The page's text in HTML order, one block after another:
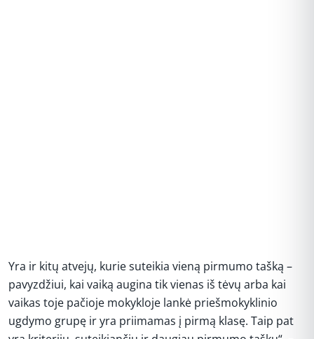
Yra ir kitų atvejų, kurie suteikia vieną pirmumo tašką –
pavyzdžiui, kai vaiką augina tik vienas iš tėvų arba kai
vaikas toje pačioje mokykloje lankė priešmokyklinio
ugdymo grupę ir yra priimamas į pirmą klasę. Taip pat